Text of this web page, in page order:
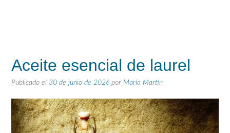
Aceite esencial de laurel
Publicado el 30 de junio de 2026 por María Martín